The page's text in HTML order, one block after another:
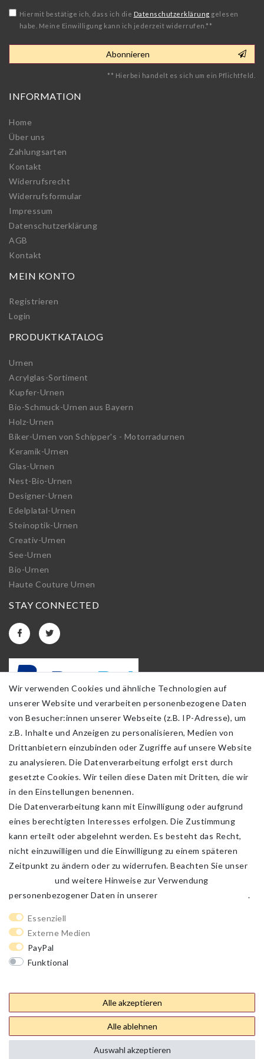
Hiermit bestätige ich, dass ich die Daten­schutz­erklärung gelesen
habe. Meine Einwilligung kann ich jederzeit widerrufen.**
Abonnieren
** Hierbei handelt es sich um ein Pflichtfeld.
INFORMATION
Home
Über uns
Zahlungsarten
Kontakt
Widerrufs­recht
Widerrufs­formular
Impressum
Daten­schutz­erklärung
AGB
Kontakt
MEIN KONTO
Registrieren
Login
PRODUKTKATALOG
Urnen
Acrylglas-Sortiment
Kupfer-Urnen
Bio-Schmuck-Urnen aus Bayern
Holz-Urnen
Biker-Urnen von Schipper's - Motorradurnen
Keramik-Urnen
Glas-Urnen
Nest-Bio-Urnen
Designer-Urnen
Edelplatal-Urnen
Steinoptik-Urnen
Creativ-Urnen
See-Urnen
Bio-Urnen
Haute Couture Urnen
STAY CONNECTED
Impressum
Kontakt
Wir verwenden Cookies und ähnliche Technologien auf
unserer Website und verarbeiten personenbezogene Daten
von Besucher:innen unserer Webseite (z.B. IP-Adresse), um
z.B. Inhalte und Anzeigen zu personalisieren, Medien von
Drittanbietern einzubinden oder Zugriffe auf unsere Website
zu analysieren. Die Datenverarbeitung erfolgt erst durch
gesetzte Cookies. Wir teilen diese Daten mit Dritten, die wir
in den Einstellungen benennen.
Die Datenverarbeitung kann mit Einwilligung oder aufgrund
eines berechtigten Interesses erfolgen. Die Zustimmung
kann erteilt oder abgelehnt werden. Es besteht das Recht,
nicht einzuwilligen und die Einwilligung zu einem späteren
Zeitpunkt zu ändern oder zu widerrufen. Beachten Sie unser
und weitere Hinweise zur Verwendung
personenbezogener Daten in unserer
.
Essenziell
Externe Medien
PayPal
Funktional
Alle akzeptieren
Alle ablehnen
Auswahl akzeptieren
Plenty Lions